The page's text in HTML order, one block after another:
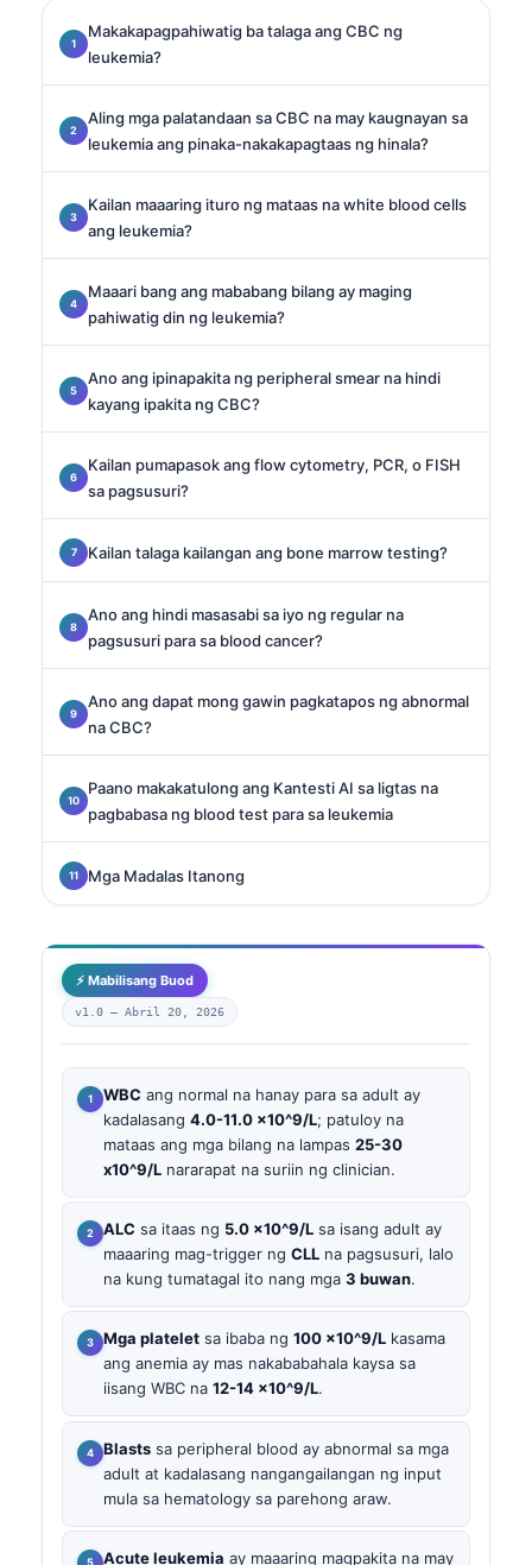
Makakapagpahiwatig ba talaga ang CBC ng
leukemia?
Aling mga palatandaan sa CBC na may kaugnayan sa
leukemia ang pinaka-nakakapagtaas ng hinala?
Kailan maaaring ituro ng mataas na white blood cells
ang leukemia?
Maaari bang ang mababang bilang ay maging
pahiwatig din ng leukemia?
Ano ang ipinapakita ng peripheral smear na hindi
kayang ipakita ng CBC?
Kailan pumapasok ang flow cytometry, PCR, o FISH
sa pagsusuri?
Kailan talaga kailangan ang bone marrow testing?
Ano ang hindi masasabi sa iyo ng regular na
pagsusuri para sa blood cancer?
Ano ang dapat mong gawin pagkatapos ng abnormal
na CBC?
Paano makakatulong ang Kantesti AI sa ligtas na
pagbabasa ng blood test para sa leukemia
Mga Madalas Itanong
⚡ Mabilisang Buod
v1.0 — Abril 20, 2026
WBC ang normal na hanay para sa adult ay
kadalasang 4.0-11.0 x10^9/L; patuloy na
mataas ang mga bilang na lampas 25-30
x10^9/L nararapat na suriin ng clinician.
ALC sa itaas ng 5.0 x10^9/L sa isang adult ay
maaaring mag-trigger ng CLL na pagsusuri, lalo
na kung tumatagal ito nang mga 3 buwan.
Mga platelet sa ibaba ng 100 x10^9/L kasama
ang anemia ay mas nakababahala kaysa sa
iisang WBC na 12-14 x10^9/L.
Blasts sa peripheral blood ay abnormal sa mga
adult at kadalasang nangangailangan ng input
mula sa hematology sa parehong araw.
Acute leukemia ay maaaring magpakita na may